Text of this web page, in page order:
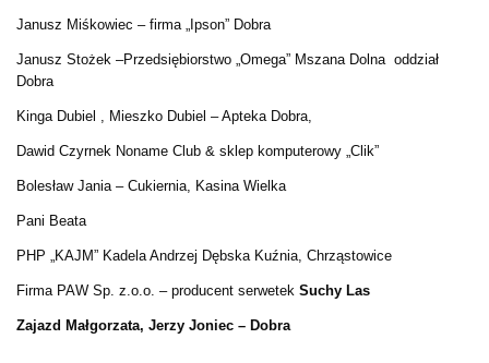
Janusz Miśkowiec – firma „Ipson” Dobra
Janusz Stożek –Przedsiębiorstwo „Omega” Mszana Dolna oddział
Dobra
Kinga Dubiel , Mieszko Dubiel – Apteka Dobra,
Dawid Czyrnek Noname Club & sklep komputerowy „Clik”
Bolesław Jania – Cukiernia, Kasina Wielka
Pani Beata
PHP „KAJM” Kadela Andrzej Dębska Kuźnia, Chrząstowice
Firma PAW Sp. z.o.o. – producent serwetek Suchy Las
Zajazd Małgorzata, Jerzy Joniec – Dobra